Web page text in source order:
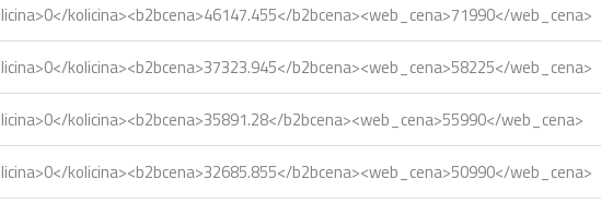
kolicina><b2bcena>46147.455</b2bcena><web_cena>71990</web_cena>
kolicina><b2bcena>37323.945</b2bcena><web_cena>58225</web_cena>
kolicina><b2bcena>35891.28</b2bcena><web_cena>55990</web_cena>
kolicina><b2bcena>32685.855</b2bcena><web_cena>50990</web_cena>